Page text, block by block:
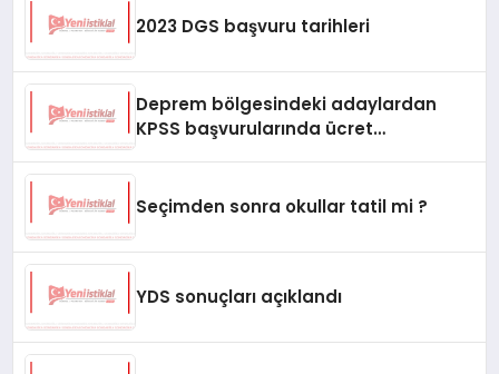
2023 DGS başvuru tarihleri
Deprem bölgesindeki adaylardan
KPSS başvurularında ücret
Seçimden sonra okullar tatil mi ?
YDS sonuçları açıklandı